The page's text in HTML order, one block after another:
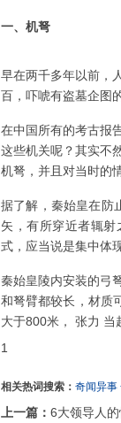
一、机弩
早在两千多年以前，
百，吓唬有盗墓企图
在中国所有的考古报
这些机关呢？其实不
机弩，并且对当时的
据了解，秦始皇在防
矢，有所穿近者辄
式，应当说是集中体
秦始皇陵内安装的弓
和弩臂都较长，材质
大于800米， 张力 当
1
相关热词搜索： 奇闻异事
上一篇： 6大领导人